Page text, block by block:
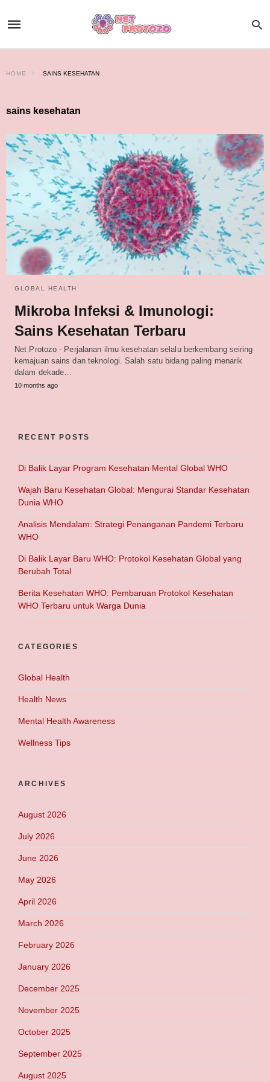
HOME SAINS KESEHATAN
sains kesehatan
GLOBAL HEALTH
Mikroba Infeksi & Imunologi:
Sains Kesehatan Terbaru
Net Protozo - Perjalanan ilmu kesehatan selalu berkembang seiring
kemajuan sains dan teknologi. Salah satu bidang paling menarik
dalam dekade…
10 months ago
RECENT POSTS
Di Balik Layar Program Kesehatan Mental Global WHO
Wajah Baru Kesehatan Global: Mengurai Standar Kesehatan
Dunia WHO
Analisis Mendalam: Strategi Penanganan Pandemi Terbaru
WHO
Di Balik Layar Baru WHO: Protokol Kesehatan Global yang
Berubah Total
Berita Kesehatan WHO: Pembaruan Protokol Kesehatan
WHO Terbaru untuk Warga Dunia
CATEGORIES
Global Health
Health News
Mental Health Awareness
Wellness Tips
ARCHIVES
August 2026
July 2026
June 2026
May 2026
April 2026
March 2026
February 2026
January 2026
December 2025
November 2025
October 2025
September 2025
August 2025